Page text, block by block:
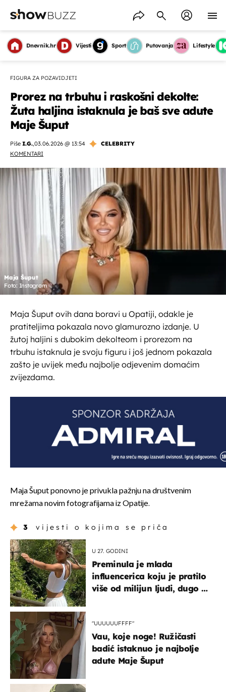
Dnevnik.hr Vijesti Sport Putovanja Lifestyle
FIGURA ZA POZAVIDJETI
Prorez na trbuhu i raskošni dekolte:
Žuta haljina istaknula je baš sve adute
Maje Šuput
Piše I.G.,03.06.2026 @ 13:54
CELEBRITY
KOMENTARI
Maja Šuput
Foto: Instagram
Maja Šuput ovih dana boravi u Opatiji, odakle je
pratiteljima pokazala novo glamurozno izdanje. U
žutoj haljini s dubokim dekolteom i prorezom na
trbuhu istaknula je svoju figuru i još jednom pokazala
zašto je uvijek među najbolje odjevenim domaćim
zvijezdama.
Maja Šuput ponovno je privukla pažnju na društvenim
mrežama novim fotografijama iz Opatije.
3 vijesti o kojima se priča
U 27. GODINI
Preminula je mlada
influencerica koju je pratilo
više od milijun ljudi, dugo se
"UUUUUUFFFF"
Vau, koje noge! Ružičasti
badić istaknuo je najbolje
adute Maje Šuput
OMOGUĆI OBAVIJESTI